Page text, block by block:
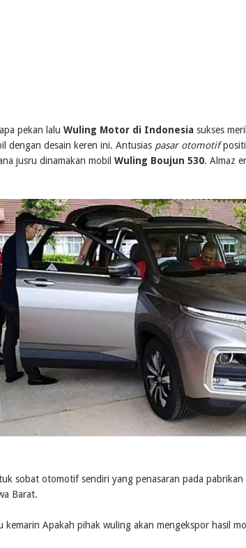
pekan lalu Wuling Motor di Indonesia sukses
dengan desain keren ini. Antusias pasar otomotif
jusru dinamakan mobil Wuling Boujun 530. Almaz
sobat otomotif sendiri yang penasaran pada
Barat.
kemarin Apakah pihak wuling akan mengekspor hasil